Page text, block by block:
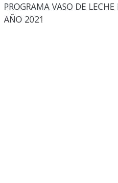
PROGRAMA VASO DE
AÑO 2021